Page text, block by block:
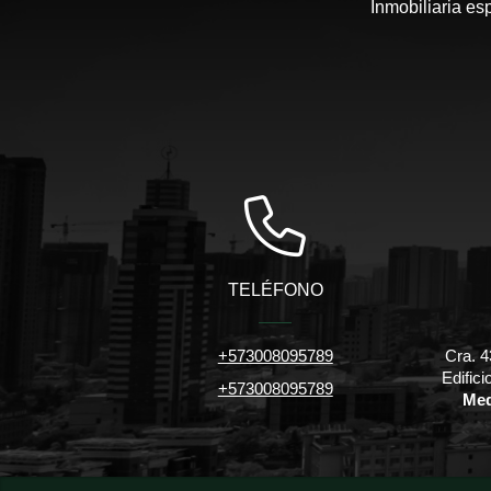
Inmobiliaria
TELÉFONO
+573008095789
+573008095789
Cra.